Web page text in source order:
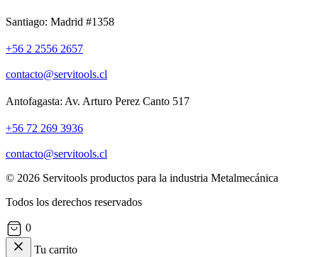
Santiago: Madrid #1358
+56 2 2556 2657
contacto@servitools.cl
Antofagasta: Av. Arturo Perez Canto 517
+56 72 269 3936
contacto@servitools.cl
© 2026 Servitools productos para la industria Metalmecánica
Todos los derechos reservados
0
Tu carrito